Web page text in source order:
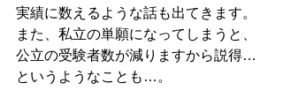
実績に数えるような話も出てきます。
また、私立の単願になってしまうと、
公立の受験者数が減りますから説得…
というようなことも…。